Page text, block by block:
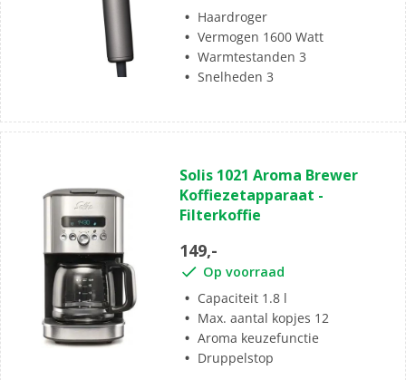
Haardroger
Vermogen 1600 Watt
Warmtestanden 3
Snelheden 3
Solis 1021 Aroma Brewer
Koffiezetapparaat -
Filterkoffie
149,-
Op voorraad
Capaciteit 1.8 l
Max. aantal kopjes 12
Aroma keuzefunctie
Druppelstop